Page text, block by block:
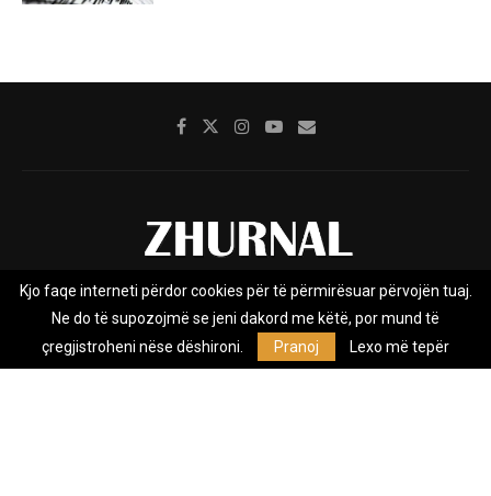
Rreth nesh Impresumi Marketing
Kontakt
Privacy Policy
Zhurnal.mk është Agjenci e Lajmeve e pavarur, e themeluar në vitin
Kjo faqe interneti përdor cookies për të përmirësuar përvojën tuaj.
Ne do të supozojmë se jeni dakord me këtë, por mund të
çregjistroheni nëse dëshironi.
Pranoj Lexo më tepër